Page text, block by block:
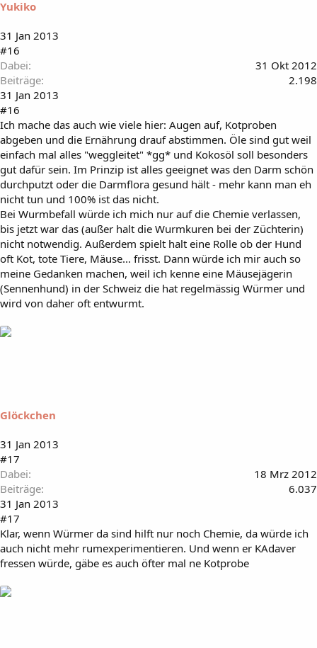
Yukiko
31 Jan 2013
#16
Dabei
31 Okt 2012
Beiträge
2.198
31 Jan 2013
#16
Ich mache das auch wie viele hier: Augen auf, Kotproben
abgeben und die Ernährung drauf abstimmen. Öle sind gut weil
einfach mal alles "weggleitet" *gg* und Kokosöl soll besonders
gut dafür sein. Im Prinzip ist alles geeignet was den Darm schön
durchputzt oder die Darmflora gesund hält - mehr kann man eh
nicht tun und 100% ist das nicht.
Bei Wurmbefall würde ich mich nur auf die Chemie verlassen,
bis jetzt war das (außer halt die Wurmkuren bei der Züchterin)
nicht notwendig. Außerdem spielt halt eine Rolle ob der Hund
oft Kot, tote Tiere, Mäuse... frisst. Dann würde ich mir auch so
meine Gedanken machen, weil ich kenne eine Mäusejägerin
(Sennenhund) in der Schweiz die hat regelmässig Würmer und
wird von daher oft entwurmt.
Glöckchen
31 Jan 2013
#17
Dabei
18 Mrz 2012
Beiträge
6.037
31 Jan 2013
#17
Klar, wenn Würmer da sind hilft nur noch Chemie, da würde ich
auch nicht mehr rumexperimentieren. Und wenn er KAdaver
fressen würde, gäbe es auch öfter mal ne Kotprobe